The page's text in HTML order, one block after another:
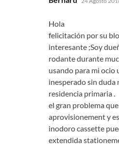
Hola
felicitación por su
interesante ;Soy
rodante durante
usando para mi ocio
inesperado sin duda
residencia primaria .
el gran problema
aprovisionement y
inodoro cassette
extendida